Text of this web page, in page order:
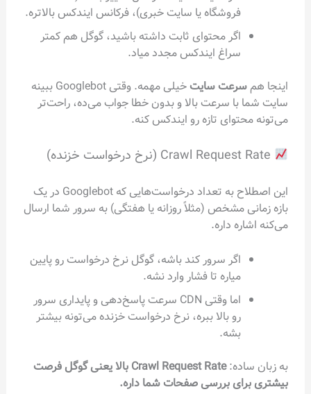
فروشگاه یا سایت خبری)، فرکانس ایندکس بالاتره.
اگر محتوای ثابت داشته باشید، گوگل هم کمتر
سراغ ایندکس مجدد میاد.
اینجا همسرعت سایت
خیلی مهمه. وقتی Googlebot ببینه
سایت شما با سرعت بالا و بدون خطا جواب می‌ده، راحت‌تر
می‌تونه محتوای تازه رو ایندکس کنه.
این اصطلاح به تعداد درخواست‌هایی که Googlebot در یک
بازه زمانی مشخص (مثلاً روزانه یا هفتگی) به سرور شما ارسال
می‌کنه اشاره داره.
اگر سرور کند باشه، گوگل نرخ درخواست رو پایین
میاره تا فشار وارد نشه.
اما وقتی CDN سرعت پاسخ‌دهی و پایداری سرور
رو بالا ببره، نرخ درخواست خزنده می‌تونه بیشتر
بشه.
به زبان ساده:
Crawl Request Rate بالا یعنی گوگل فرصت
بیشتری برای بررسی صفحات شما داره.